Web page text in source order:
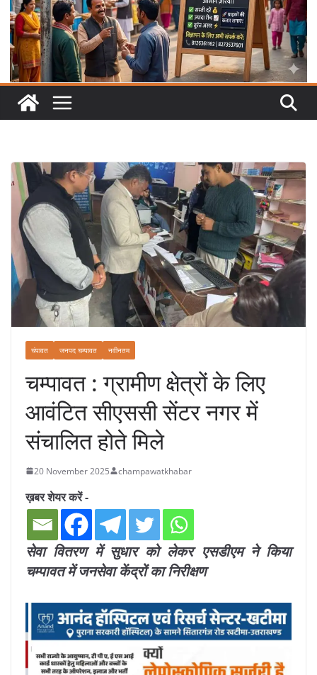
चंपावत जनपद चम्पावत नवीनतम
चम्पावत : ग्रामीण क्षेत्रों के लिए
आवंटित सीएससी सेंटर नगर में
संचालित होते मिले
20 November 2025 champawatkhabar
ख़बर शेयर करें -
सेवा वितरण में सुधार को लेकर एसडीएम ने किया
चम्पावत में जनसेवा केंद्रों का निरीक्षण